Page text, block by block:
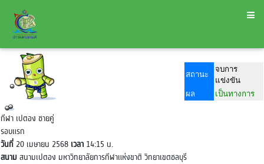
สถานะ
จบการ
แข่งขัน
ผล
เป็นทางการ
กีฬา เปตอง ชายคู่
รอบแรก
วันที่ 20 เมษายน 2568 เวลา 14:15 น.
สนามสนามเปตอง มหาวิทยาลัยการกีฬาแห่งขาติ วิทยาเขตชลบุรี